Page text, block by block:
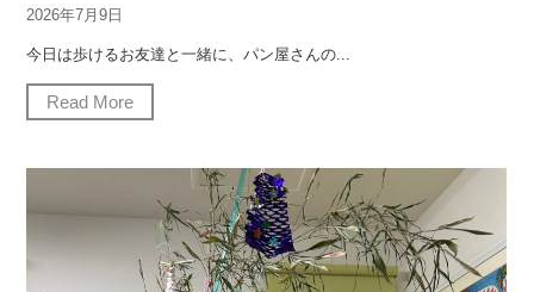
2026年7月9日
今日は歩けるお友達と一緒に、パン屋さんの...
Read More